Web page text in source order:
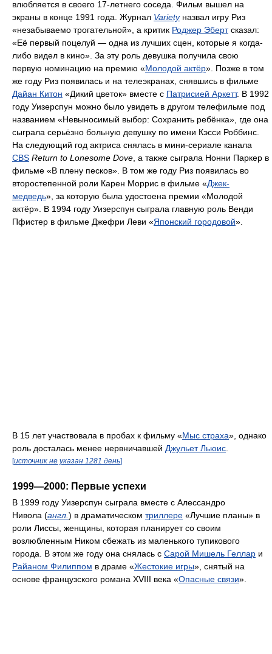
влюбляется в своего 17-летнего соседа. Фильм вышел на
экраны в конце 1991 года. Журнал Varietyназвал игру Риз
«незабываемо трогательной», а критик Роджер Эбертсказал:
«Её первый поцелуй — одна из лучших сцен, которые я когда-
либо видел в кино». За эту роль девушка получила свою
первую номинацию на премию «Молодой актёр». Позже в том
же году Риз появилась и на телеэкранах, снявшись в фильме
Дайан Китон «Дикий цветок» вместе с Патрисией Аркетт. В 1992
году Уизерспун можно было увидеть в другом телефильме под
названием «Невыносимый выбор: Сохранить ребёнка», где она
сыграла серьёзно больную девушку по имени Кэсси Роббинс.
На следующий год актриса снялась в мини-сериале канала
CBS Return to Lonesome Dove , а также сыграла Нонни Паркер в
фильме «В плену песков». В том же году Риз появилась во
второстепенной роли Карен Моррис в фильме «Джек-
медведь», за которую была удостоена премии «Молодой
актёр». В 1994 году Уизерспун сыграла главную роль Венди
Пфистер в фильме Джефри Леви «Японский городовой».
В 15 лет участвовала в пробах к фильму «Мыс страха», однако
роль досталась менее нервничавшей Джульет Льюис
[источник не указан 1281 день]
1999—2000: Первые успехи
В 1999 году Уизерспун сыграла вместе с Алессандро
Нивола (англ.) в драматическом триллере «Лучшие планы» в
роли Лиссы, женщины, которая планирует со своим
возлюбленным Ником сбежать из маленького тупикового
города. В этом же году она снялась с Сарой Мишель Геллар и
Райаном Филиппом в драме «Жестокие игры», снятый на
основе французского романа XVIII века «Опасные связи».